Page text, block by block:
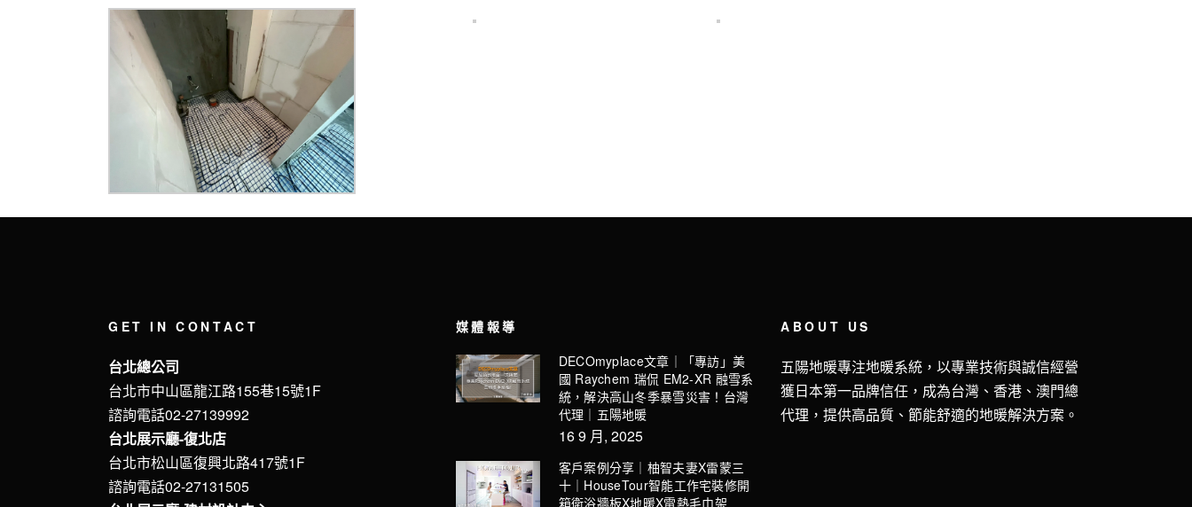
GET IN CONTACT
台北總公司
台北市中山區龍江路155巷15號1F
諮詢電話02-27139992
台北展示廳-復北店
台北市松山區復興北路417號1F
諮詢電話02-27131505
媒體報導
DECOmyplace文章｜「專訪」美
國 Raychem 瑞侃 EM2-XR 融雪系
統，解決高山冬季暴雪災害！台灣
代理｜五陽地暖
16 9 月, 2025
客戶案例分享｜柚智夫妻X雷蒙三
十｜HouseTour智能工作宅裝修開
箱衛浴牆板X地暖X電熱毛巾架
ABOUT US
五陽地暖專注地暖系統，以專業技術與誠信經營
獲日本第一品牌信任，成為台灣、香港、澳門總
代理，提供高品質、節能舒適的地暖解決方案。